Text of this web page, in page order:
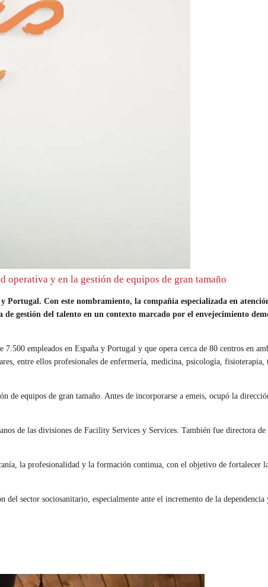
operativa y en la gestión de equipos de gran tamaño
Con este nombramiento, la compañía especializada en
gestión del talento en un contexto marcado por el envejecimiento
empleados en España y Portugal y que opera cerca de 80 centros en
entre ellos profesionales de enfermería, medicina, psicología,
equipos de gran tamaño. Antes de incorporarse a emeis, ocupó la
de las divisiones de Facility Services y Services. También fue directora
la profesionalidad y la formación continua, con el objetivo de fortalecer
sector sociosanitario, especialmente ante el incremento de la